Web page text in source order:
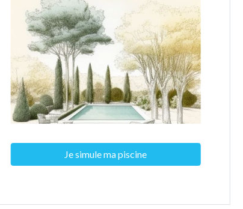
Je simule ma piscine